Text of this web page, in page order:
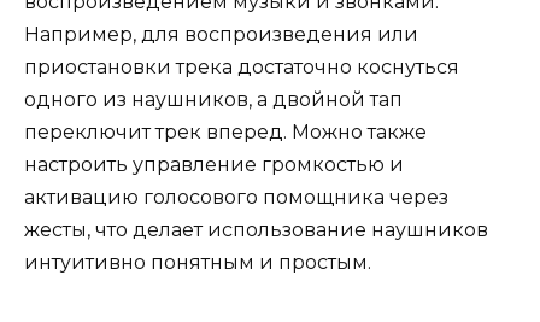
Например, для воспроизведения или
приостановки трека достаточно коснуться
одного из наушников, а двойной тап
переключит трек вперед. Можно также
настроить управление громкостью и
активацию голосового помощника через
жесты, что делает использование наушников
интуитивно понятным и простым.